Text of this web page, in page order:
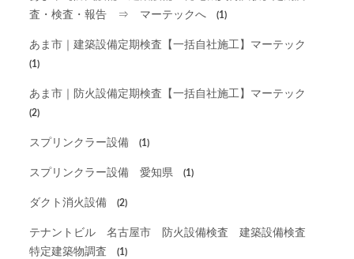
査・検査・報告 ⇒ マーテックへ
(1)
あま市｜建築設備定期検査【一括自社施工】マーテック
(1)
あま市｜防火設備定期検査【一括自社施工】マーテック
(2)
スプリンクラー設備 (1)
スプリンクラー設備 愛知県 (1)
ダクト消火設備 (2)
テナントビル 名古屋市 防火設備検査 建築設備検査
特定建築物調査
(1)